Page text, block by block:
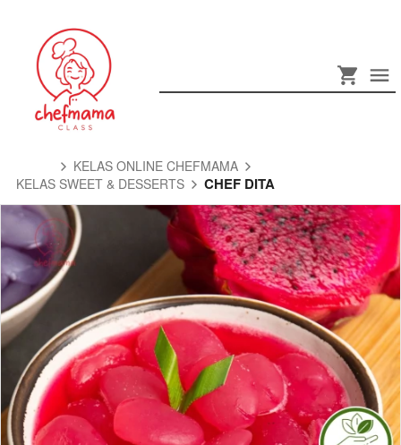
KELAS ONLINE CHEFMAMA
KELAS SWEET & DESSERTS
CHEF DITA